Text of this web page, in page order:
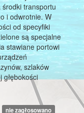
transportu
i odwrotnie. W
od specyfiki
są specjalne
stawiane portowi
szlaków
głębokości
nie zagłosowano